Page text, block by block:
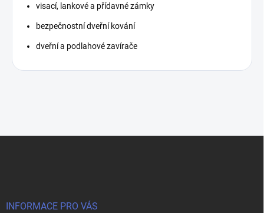
visací, lankové a přídavné zámky
bezpečnostní dveřní kování
dveřní a podlahové zavírače
INFORMACE PRO VÁS